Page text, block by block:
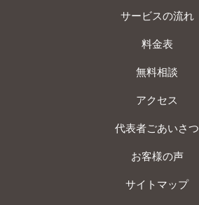
サービスの流れ
料金表
無料相談
アクセス
代表者ごあいさつ
お客様の声
サイトマップ